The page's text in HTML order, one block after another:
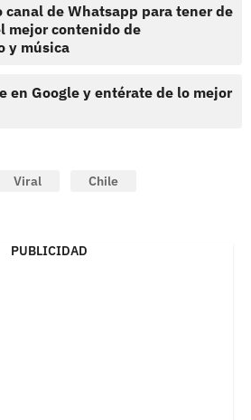
canal de Whatsapp para tener de
mejor contenido de
y música
en Google y entérate de lo mejor
Viral Chile
PUBLICIDAD